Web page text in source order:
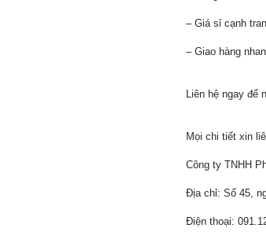
– Giá sỉ cạnh
– Giao hàng
Liên hệ ngay để
Mọi chi tiết xin
Công ty TNHH
Địa chỉ: Số 45,
Điện thoại: